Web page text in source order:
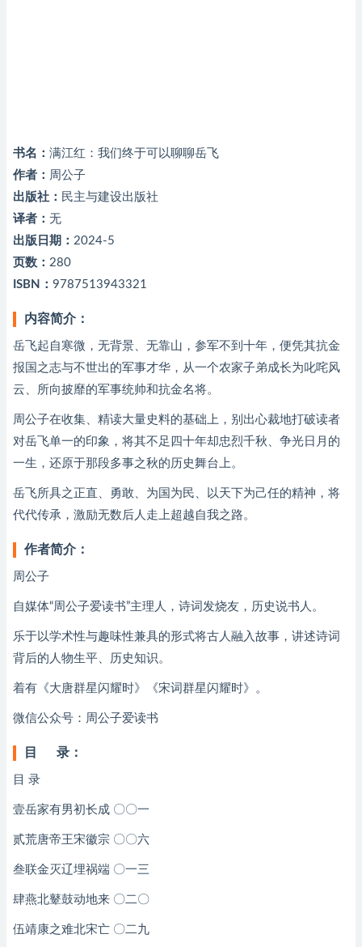
书名： 满江红：我们终于可以聊聊岳飞
作者： 周公子
出版社： 民主与建设出版社
译者： 无
出版日期： 2024-5
页数： 280
ISBN： 9787513943321
内容简介：
岳飞起自寒微，无背景、无靠山，参军不到十年，便凭其抗金
报国之志与不世出的军事才华，从一个农家子弟成长为叱咤风
云、所向披靡的军事统帅和抗金名将。
周公子在收集、精读大量史料的基础上，别出心裁地打破读者
对岳飞单一的印象，将其不足四十年却忠烈千秋、争光日月的
一生，还原于那段多事之秋的历史舞台上。
岳飞所具之正直、勇敢、为国为民、以天下为己任的精神，将
代代传承，激励无数后人走上超越自我之路。
作者简介：
周公子
自媒体“周公子爱读书”主理人，诗词发烧友，历史说书人。
乐于以学术性与趣味性兼具的形式将古人融入故事，讲述诗词
背后的人物生平、历史知识。
着有《大唐群星闪耀时》《宋词群星闪耀时》。
微信公众号：周公子爱读书
目 录：
目 录
壹岳家有男初长成 〇〇一
贰荒唐帝王宋徽宗 〇〇六
叁联金灭辽埋祸端 〇一三
肆燕北鼙鼓动地来 〇二〇
伍靖康之难北宋亡 〇二九